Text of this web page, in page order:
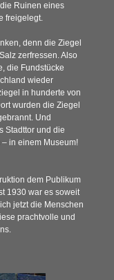
Ruinen eines
freigelegt.
denn die Ziegel
zerfressen. Also
die Fundstücke
wieder
in hunderte von
wurden die Ziegel
Und
Stadttor und die
in einem Museum!
dem Publikum
1930 war es soweit
jetzt die Menschen
prachtvolle und